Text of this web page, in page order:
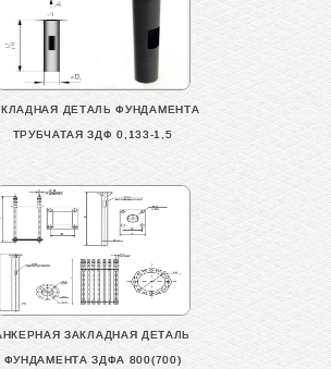
ДЕТАЛЬ ФУНДАМЕНТА
ТРУБЧАТАЯ ЗДФ 0,133-1,5
ЗАКЛАДНАЯ ДЕТАЛЬ
ФУНДАМЕНТА ЗДФА 800(700)